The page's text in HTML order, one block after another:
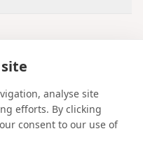
analyse site
efforts. By clicking
consent to our use of